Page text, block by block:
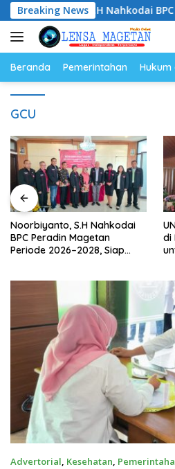
Langsung
ke
konten
Breaking News
S.H Nahkodai BPC
Beranda Pemerintahan Hukum
GCU
Noorbiyanto, S.H Nahkodai
BPC Peradin Magetan
Periode 2026–2028, Siap
di
Advertorial, Kesehatan,